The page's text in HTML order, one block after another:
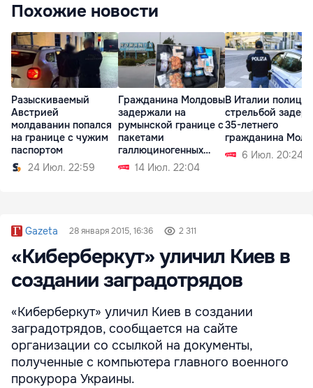
Похожие новости
Разыскиваемый
Австрией
молдаванин попался
на границе с чужим
паспортом
24 Июл. 22:59
Гражданина Молдовы
задержали на
румынской границе с
пакетами
галлюциногенных
грибов14 Июл. 22:04
В Италии
стрельбой
35-летнего
гражданина
6 Июл. 20:24
Gazeta 28 января 2015, 16:36 2 311
«Киберберкут» уличил Киев в
создании заградотрядов
«Киберберкут» уличил Киев в создании
заградотрядов, сообщается на сайте
организации со ссылкой на документы,
полученные с компьютера главного военного
прокурора Украины.